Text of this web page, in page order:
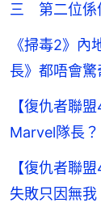
三 第二位係
《掃毒2》
長》都唔會驚
【復仇者聯
Marvel隊長？
【復仇者聯
失敗只因無我